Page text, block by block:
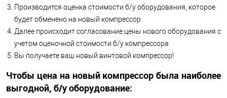
Производится оценка стоимости б/у оборудования, которое
будет обменено на новый компрессор
Далее происходит согласование цены нового оборудования с
учетом оценочной стоимости б/у компрессора
Вы получаете ваш новый винтовой компрессор!
Чтобы цена на новый компрессор была наиболее
выгодной, б/у оборудование: